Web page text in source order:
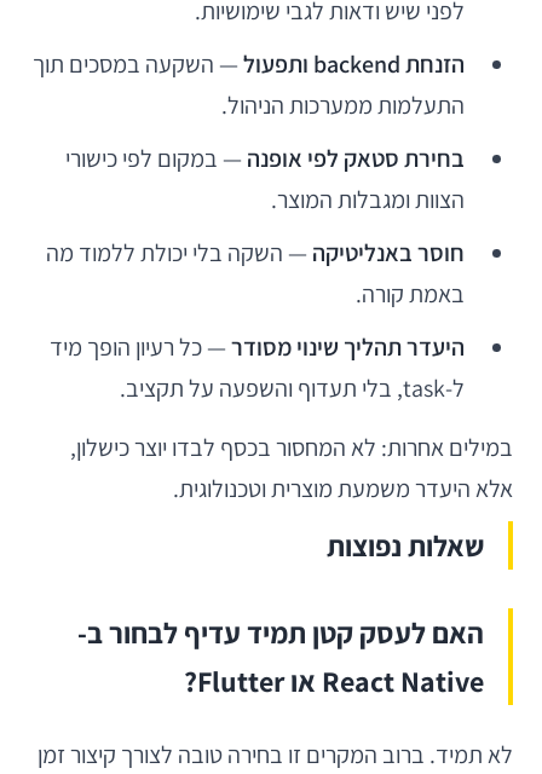
לפני שיש ודאות לגבי שימושיות.
הזנחת backend ותפעול
— השקעה במסכים תוך
התעלמות ממערכות הניהול.
בחירת סטאק לפי אופנה — במקום לפי כישורי
הצוות ומגבלות המוצר.
חוסר באנליטיקה — השקה בלי יכולת ללמוד מה
באמת קורה.
היעדר תהליך שינוי מסודר— כל רעיון הופך מיד
ל-task, בלי תעדוף והשפעה על תקציב.
במילים אחרות: לא המחסור בכסף לבדו יוצר כישלון,
אלא היעדר משמעת מוצרית וטכנולוגית.
שאלות נפוצות
האם לעסק קטן תמיד עדיף לבחור ב-
React Native או Flutter?
לא תמיד. ברוב המקרים זו בחירה טובה לצורך קיצור זמן